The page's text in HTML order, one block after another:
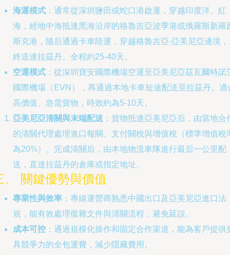
海運模式 ：通常從深圳鹽田或蛇口港啟運，穿越印度洋、紅
海，經地中海抵達黑海沿岸的格魯吉亞波季港或俄羅斯新羅
斯克港，隨后通過卡車陸運，穿越格魯吉亞-亞美尼亞邊境
終送達拉茲丹。全程約25-40天。
空運模式 ：從深圳寶安國際機場空運至亞美尼亞茲瓦爾特諾
國際機場（EVN），再通過本地卡車短途配送至拉茲丹。適
高價值、急需貨物，時效約為5-10天。
亞美尼亞清關與末端配送 ：貨物抵達亞美尼亞后，由當地合
的清關代理處理進口報關、支付關稅與增值稅（標準增值稅
為20%）。完成清關后，由本地物流車隊進行最后一公里配
送，直達拉茲丹的倉庫或指定地址。
、 關鍵優勢與價值
專業性與效率 ：專線運營商熟悉中國出口及亞美尼亞進口法
規，能有效處理復雜文件與清關流程，避免延誤。
成本可控 ：通過規模化操作和固定合作渠道，能為客戶提供
具競爭力的全包運費，減少隱藏費用。